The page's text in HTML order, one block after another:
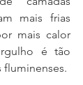
mais frias
mais calor
é tão
fluminenses.